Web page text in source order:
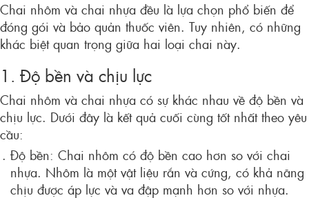
Chai nhôm và chai nhựa đều là lựa chọn phổ biến để
đóng gói và bảo quản thuốc viên. Tuy nhiên, có những
khác biệt quan trọng giữa hai loại chai này.
1. Độ bền và chịu lực
Chai nhôm và chai nhựa có sự khác nhau về độ bền và
chịu lực. Dưới đây là kết quả cuối cùng tốt nhất theo yêu
cầu:
Độ bền: Chai nhôm có độ bền cao hơn so với chai
nhựa. Nhôm là một vật liệu rắn và cứng, có khả năng
chịu được áp lực và va đập mạnh hơn so với nhựa.